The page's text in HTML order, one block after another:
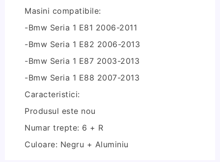
Masini compatibile:
-Bmw Seria 1 E81 2006-2011
-Bmw Seria 1 E82 2006-2013
-Bmw Seria 1 E87 2003-2013
-Bmw Seria 1 E88 2007-2013
Caracteristici:
Produsul este nou
Numar trepte: 6 + R
Culoare: Negru + Aluminiu